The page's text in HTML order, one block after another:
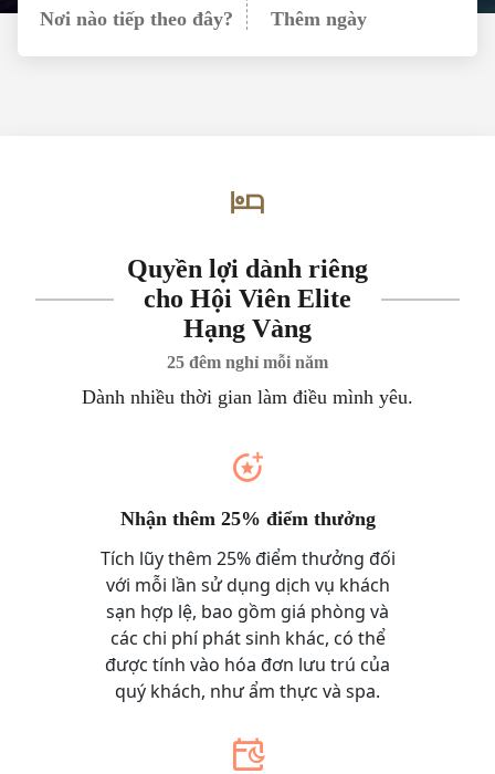
Nơi nào tiếp theo đây? Thêm ngày
Quyền lợi dành riêng
cho Hội Viên Elite
Hạng Vàng
25 đêm nghỉ mỗi năm
Dành nhiều thời gian làm điều mình yêu.
Nhận thêm 25% điểm thưởng
Tích lũy thêm 25% điểm thưởng đối
với mỗi lần sử dụng dịch vụ khách
sạn hợp lệ, bao gồm giá phòng và
các chi phí phát sinh khác, có thể
được tính vào hóa đơn lưu trú của
quý khách, như ẩm thực và spa.